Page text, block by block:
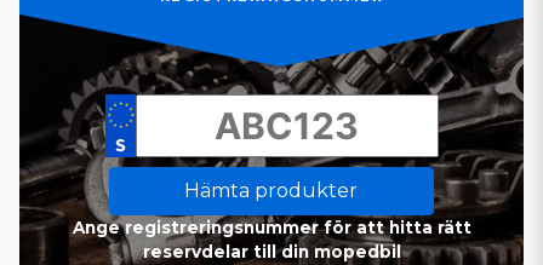
Hämta produkter
Ange registreringsnummer för att hitta rätt
reservdelar till din mopedbil